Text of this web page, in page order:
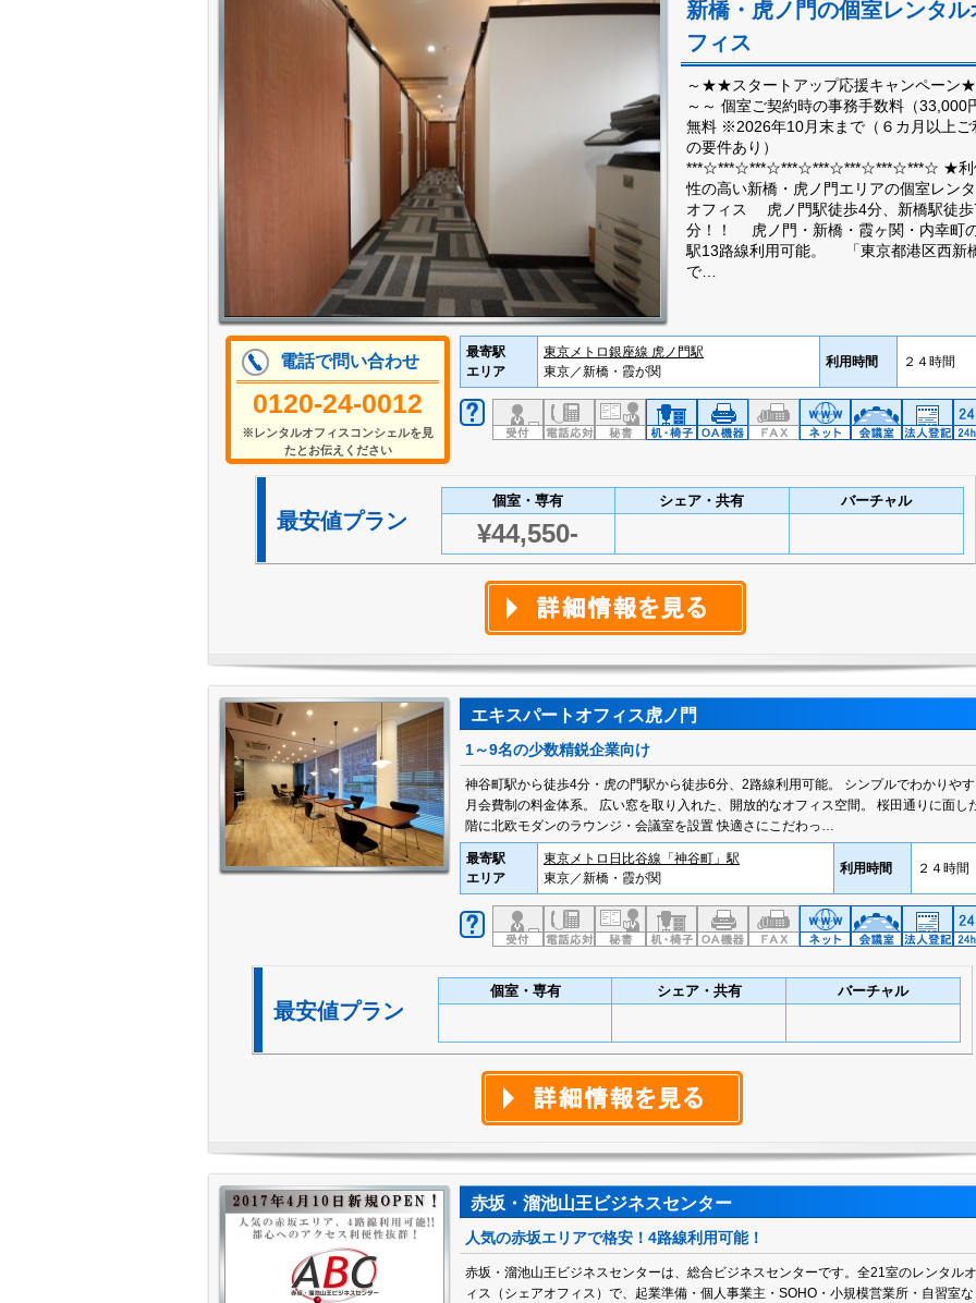
新橋・虎ノ門の個室レンタル
フィス
～★★スタートアップ応援キャンペーン
～～ 個室ご契約時の事務手数料（33,000
無料 ※2026年10月末まで（６カ月以上ご
の要件あり）
***☆***☆***☆***☆***☆***☆***☆***☆ ★利
性の高い新橋・虎ノ門エリアの個室レン
オフィス 虎ノ門駅徒歩4分、新橋駅徒
分！！ 虎ノ門・新橋・霞ヶ関・内幸町
駅13路線利用可能。 「東京都港区西新
で…
電話で問い合わせ
0120-24-0012
※レンタルオフィスコンシェルを見
たとお伝えください
最寄駅
エリア
東京メトロ銀座線 虎ノ門駅
東京／新橋・霞が関
利用時間 ２４時間
最安値プラン
個室・専有 シェア・共有 バーチャル
¥44,550-
エキスパートオフィス虎ノ門
1～9名の少数精鋭企業向け
神谷町駅から徒歩4分・虎の門駅から徒歩6分、2路線利用可能。 シンプルでわかりや
月会費制の料金体系。 広い窓を取り入れた、開放的なオフィス空間。 桜田通りに面し
階に北欧モダンのラウンジ・会議室を設置 快適さにこだわっ…
最寄駅
エリア
東京メトロ日比谷線「神谷町」駅
東京／新橋・霞が関
利用時間 ２４時間
最安値プラン
個室・専有 シェア・共有 バーチャル
赤坂・溜池山王ビジネスセンター
人気の赤坂エリアで格安！4路線利用可能！
赤坂・溜池山王ビジネスセンターは、総合ビジネスセンターです。全21室のレンタル
ィス（シェアオフィス）で、起業準備・個人事業主・SOHO・小規模営業所・自習室